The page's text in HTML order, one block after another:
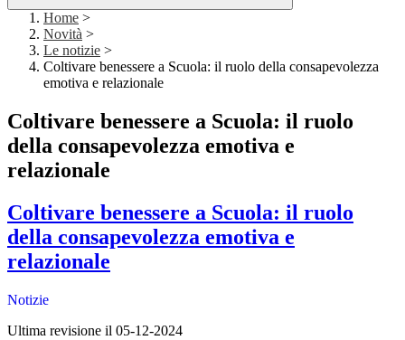
Home >
Novità >
Le notizie >
Coltivare benessere a Scuola: il ruolo della consapevolezza
emotiva e relazionale
Coltivare benessere a Scuola: il ruolo
della consapevolezza emotiva e
relazionale
Coltivare benessere a Scuola: il ruolo
della consapevolezza emotiva e
relazionale
Notizie
Ultima revisione il 05-12-2024